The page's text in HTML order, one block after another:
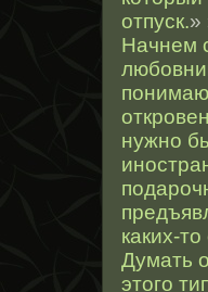
отпуск.»
Начнем
нужно
каких-
Думать
этого